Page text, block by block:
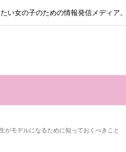
い女の子のための情報発信メディア。
がモデルになるために知っておくべきこと